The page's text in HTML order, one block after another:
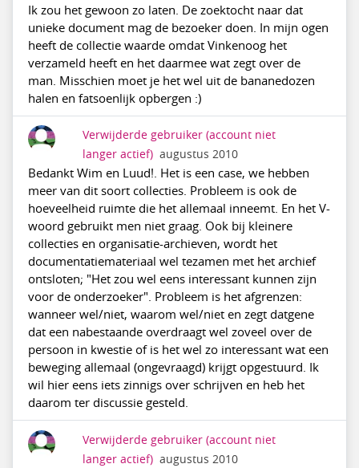
Ik zou het gewoon zo laten. De zoektocht naar dat
unieke document mag de bezoeker doen. In mijn ogen
heeft de collectie waarde omdat Vinkenoog het
verzameld heeft en het daarmee wat zegt over de
man. Misschien moet je het wel uit de bananedozen
halen en fatsoenlijk opbergen :)
Verwijderde gebruiker (account niet
langer actief) augustus 2010
Bedankt Wim en Luud!. Het is een case, we hebben
meer van dit soort collecties. Probleem is ook de
hoeveelheid ruimte die het allemaal inneemt. En het V-
woord gebruikt men niet graag. Ook bij kleinere
collecties en organisatie-archieven, wordt het
documentatiemateriaal wel tezamen met het archief
ontsloten; "Het zou wel eens interessant kunnen zijn
voor de onderzoeker". Probleem is het afgrenzen:
wanneer wel/niet, waarom wel/niet en zegt datgene
dat een nabestaande overdraagt wel zoveel over de
persoon in kwestie of is het wel zo interessant wat een
beweging allemaal (ongevraagd) krijgt opgestuurd. Ik
wil hier eens iets zinnigs over schrijven en heb het
daarom ter discussie gesteld.
Verwijderde gebruiker (account niet
langer actief) augustus 2010